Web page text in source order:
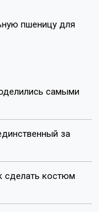
пшеницу для
самыми
за
сделать костюм